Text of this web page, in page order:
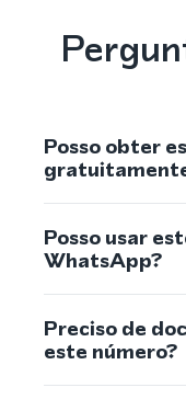
Posso obter
Posso usar
WhatsApp?
Preciso de
este número?